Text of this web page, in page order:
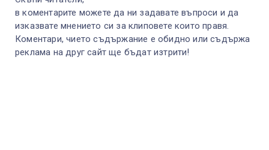
в коментарите можете да ни задавате въпроси и да
изказвате мнението си за клиповете които правя.
Коментари, чието съдържание е обидно или съдържа
реклама на друг сайт ще бъдат изтрити!